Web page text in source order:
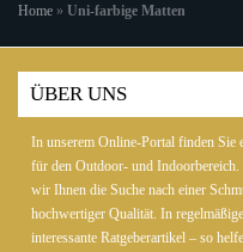
Home » Uni-farbige Matten
ÜBER UNS
In unserem Online-Portal finden Sie
für den Outdoor- und
wir Ihnen die Suche nach einer
hochwertiger Qualität. In
interessante Ratgeberartikel – so